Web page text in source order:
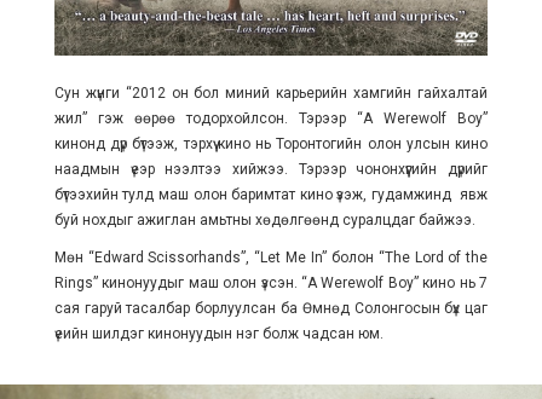
Сун жүнги “2012 он бол миний карьерийн хамгийн гайхалтай
жил” гэж өөрөө тодорхойлсон. Тэрээр “A Werewolf Boy”
кинонд дүр бүтээж, тэрхүү кино нь Торонтогийн олон улсын кино
наадмын үеэр нээлтээ хийжээ. Тэрээр чононхүүгийн дүрийг
бүтээхийн тулд маш олон баримтат кино үзэж, гудамжинд явж
буй нохдыг ажиглан амьтны хөдөлгөөнд суралцдаг байжээ.
Мөн “Edward Scissorhands”, “Let Me In” болон “The Lord of the
Rings” кинонуудыг маш олон үзсэн. “A Werewolf Boy” кино нь 7
сая гаруй тасалбар борлуулсан ба Өмнөд Солонгосын бүх цаг
үеийн шилдэг кинонуудын нэг болж чадсан юм.